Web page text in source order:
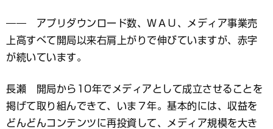
―― アプリダウンロード数、ＷＡＵ、メディア事業売
上高すべて開局以来右肩上がりで伸びていますが、赤字
が続いています。
長瀬 開局から10年でメディアとして成立させることを
掲げて取り組んできて、いま７年。基本的には、収益を
どんどんコンテンツに再投資して、メディア規模を大き